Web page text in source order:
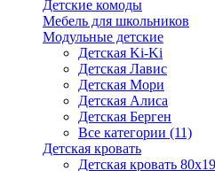
Детские комоды
Мебель для школьников
Модульные детские
Детская Ki-Ki
Детская Лавис
Детская Мори
Детская Алиса
Детская Берген
Все категории (11)
Детская кровать
Детская кровать